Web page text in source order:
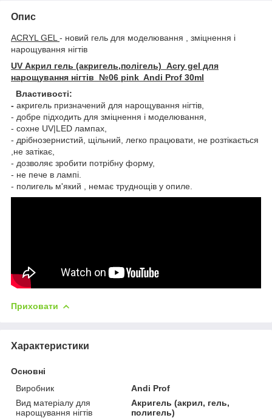
Опис
ACRYL GEL - новий гель для моделювання , зміцнення і
нарощування нігтів
UV Акрил гель (акригель,полігель) Acry gel для
нарощування нігтів №06 pink Andi Prof 30ml
Властивості:
- акригель призначений для нарощування нігтів,
- добре підходить для зміцнення і моделювання,
- сохне UV|LED лампах,
- дрібнозернистий, щільний, легко працювати, не розтікається
,не затікає,
- дозволяє зробити потрібну форму,
- не пече в лампі.
- полигель м'який , немає труднощів у опиле.
Приховати
Характеристики
Основні
Виробник
Andi Prof
Вид матеріалу для
нарощування нігтів
Акригель (акрил, гель,
полигель)